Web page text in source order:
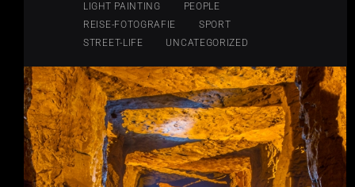
LIGHT PAINTING
PEOPLE
REISE-FOTOGRAFIE
SPORT
STREET-LIFE
UNCATEGORIZED